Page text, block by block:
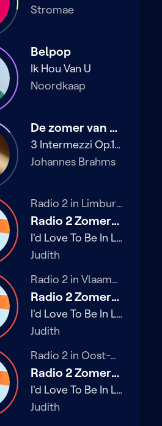
Stromae
Belpop
Ik Hou Van U
Noordkaap
De zomer van Klara
3 Intermezzi Op.117
Johannes Brahms
Radio 2 in Limburg
Radio 2 Zomerhit backstage
I'd Love To Be In Love
Judith
Radio 2 in Vlaams-Brabant
Radio 2 Zomerhit backstage
I'd Love To Be In Love
Judith
Radio 2 in Oost-Vlaanderen
Radio 2 Zomerhit backstage
I'd Love To Be In Love
Judith